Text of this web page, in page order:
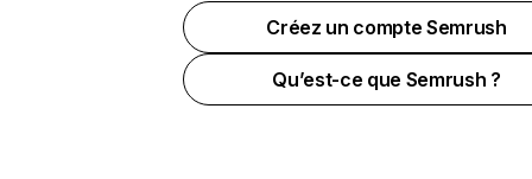
Créez un compte Semrush
Qu’est-ce que Semrush ?